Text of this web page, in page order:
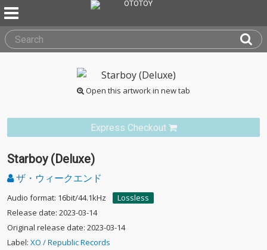
Open this artwork in new tab
Express Checkout
Starboy (Deluxe)
ザ・ウィークエンド
Audio format: 16bit/44.1kHz
Lossless
Release date: 2023-03-14
Original release date: 2023-03-14
Label: XO / Republic Records